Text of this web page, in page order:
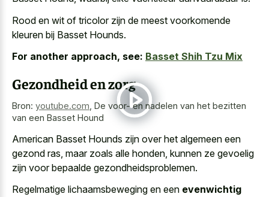
Rood en wit of tricolor zijn de meest voorkomende
kleuren bij Basset Hounds.
For another approach, see: Basset Shih Tzu Mix
Gezondheid en zorg
Bron: youtube.com De voor- en nadelen van het bezitten
van een Basset Hound
American Basset Hounds zijn over het algemeen een
gezond ras, maar zoals alle honden, kunnen ze gevoelig
zijn voor bepaalde gezondheidsproblemen.
Regelmatige lichaamsbeweging en een evenwichtig